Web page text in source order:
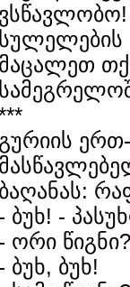
ვსწავლობო!
სულელების
მაცალეთ
გურიის
ბაღანას:
- ბუხ! -
- ორი წიგნი?
- ბუხ, ბუხ!